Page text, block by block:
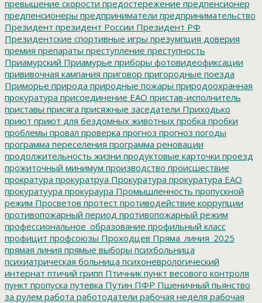
превышение скорости предостережение предпенсионер
предпенсионеры предприниматели предпринимательство
Президент президент России Президент РФ
Президентские спортивные игры презумпция доверия
премия препараты преступление преступность
Приамурский Приамурье приборы фотовидеофиксации
прививочная кампания приговор пригородные поезда
Приморье природа природные пожары природоохранная
прокуратура присоединение ЕАО пристав-исполнитель
приставы присяга присяжные заседатели Приходько
приют приют для бездомных животных пробка пробки
проблемы провал проверка прогноз прогноз погоды
программа переселения программа реновации
продолжительность жизни продуктовые карточки проезд
прожиточный минимум производство происшествие
прократура прокуратруа Прокуратура прокуратура ЕАО
прокуратуура прокураура Промышленность пропускной
режим Просветов протест противодействие коррупции
противопожарный период противопожарный режим
профессиональное_образование профильный класс
профицит профсоюзы Проходцев Пряма_линия_2025
прямая линия прямые выборы психбольница
психиатрическая больница психоневрологический
интернат птичий грипп Птичник пункт весового контроля
пункт пропуска путевка Путин ПФР Пшеничный пьянство
за рулем работа работодатели рабочая неделя рабочая